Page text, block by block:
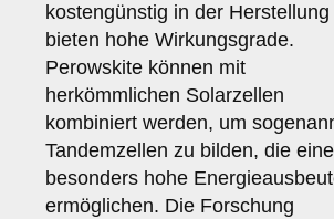
kostengünstig in der Herstellung
bieten hohe Wirkungsgrade.
Perowskite können mit
herkömmlichen Solarzellen
kombiniert werden, um
Tandemzellen zu bilden, die eine
besonders hohe
ermöglichen. Die Forschung